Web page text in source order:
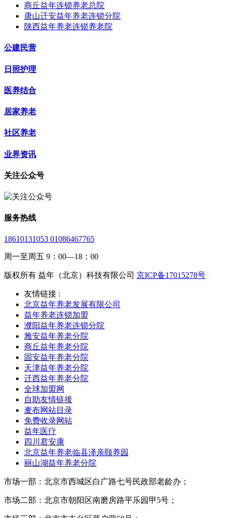
商丘益年连锁养老总院
唐山迁安益年养老连锁分院
陕西益年养老连锁养老院
公建民营
日照护理
医养结合
居家养老
社区养老
业界资讯
关注公众号
服务热线
18610131053 01086467765
周一至周五 9：00—18：00
版权所有 益年（北京）科技有限公司 京ICP备17015278号
友情链接 :
北京益年养老发展有限公司
益年养老连锁加盟
濮阳益年养老连锁分院
雅安益年养老分院
商丘益年养老分院
固安益年养老分院
天津益年养老分院
迁西益年养老分院
全球加盟网
自助友情链接
麦布网站目录
免费收录网站
益年医疗
四川君安康
北京益年养老临县泽亲颐养园
丽山湖益年养老分院
市场一部：北京市西城区白广路七号民政部老龄办；
市场二部：北京市朝阳区南磨房路平乐园甲5号；